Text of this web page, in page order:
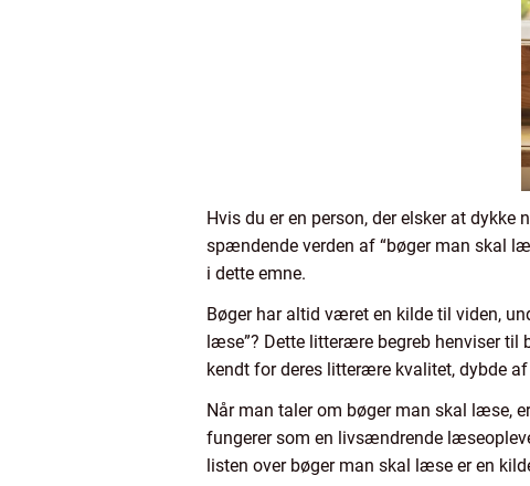
Hvis du er en person, der elsker at
spændende verden af “bøger man skal
i dette emne.
Bøger har altid været en kilde til viden,
læse”? Dette litterære begreb henviser til
kendt for deres litterære kvalitet, dybde
Når man taler om bøger man skal læse,
fungerer som en livsændrende
listen over bøger man skal læse er en